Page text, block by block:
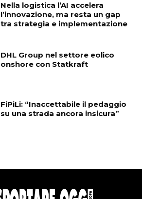
Nella logistica l’AI accelera
l’innovazione, ma resta un gap
tra strategia e implementazione
DHL Group nel settore eolico
onshore con Statkraft
FiPiLi: “Inaccettabile il pedaggio
su una strada ancora insicura”